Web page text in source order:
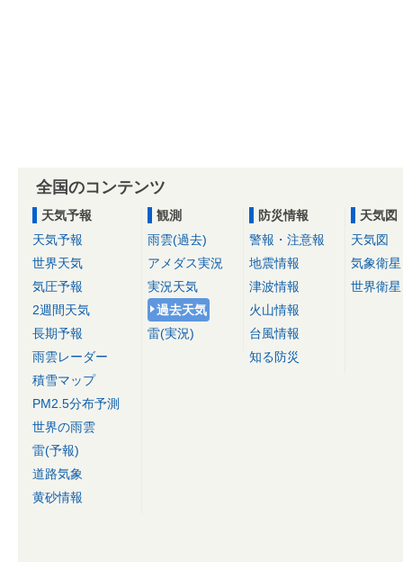
全国のコンテンツ
天気予報
天気予報
世界天気
気圧予報
2週間天気
長期予報
雨雲レーダー
積雪マップ
PM2.5分布予測
世界の雨雲
雷(予報)
道路気象
黄砂情報
観測
雨雲(過去)
アメダス実況
実況天気
過去天気
雷(実況)
防災情報
警報・注意報
地震情報
津波情報
火山情報
台風情報
知る防災
天気図
天気図
気象衛星
世界衛星